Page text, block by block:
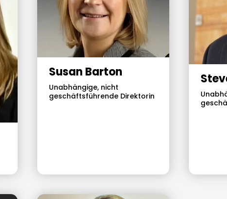
Susan Barton
Unabhängige, nicht
geschäftsführende Direktorin